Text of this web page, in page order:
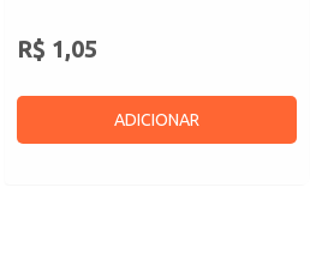
R$ 1,05
ADICIONAR